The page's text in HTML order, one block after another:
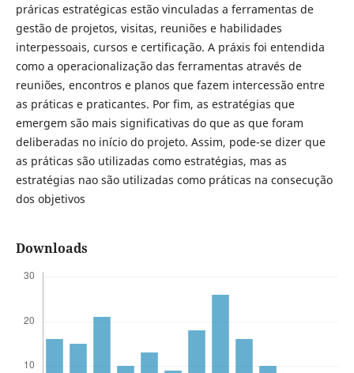
práricas estratégicas estão vinculadas a ferramentas de
gestão de projetos, visitas, reuniões e habilidades
interpessoais, cursos e certificação. A práxis foi entendida
como a operacionalização das ferramentas através de
reuniões, encontros e planos que fazem intercessão entre
as práticas e praticantes. Por fim, as estratégias que
emergem são mais significativas do que as que foram
deliberadas no início do projeto. Assim, pode-se dizer que
as práticas são utilizadas como estratégias, mas as
estratégias nao são utilizadas como práticas na consecução
dos objetivos
Downloads